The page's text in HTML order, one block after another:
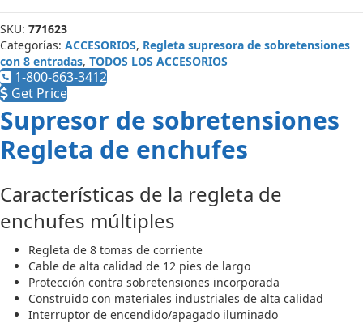
SKU: 771623
Categorías: ACCESORIOS, Regleta supresora de sobretensiones
con 8 entradas, TODOS LOS ACCESORIOS
1-800-663-3412
Get Price
Supresor de sobretensiones
Regleta de enchufes
Características de la regleta de
enchufes múltiples
Regleta de 8 tomas de corriente
Cable de alta calidad de 12 pies de largo
Protección contra sobretensiones incorporada
Construido con materiales industriales de alta calidad
Interruptor de encendido/apagado iluminado